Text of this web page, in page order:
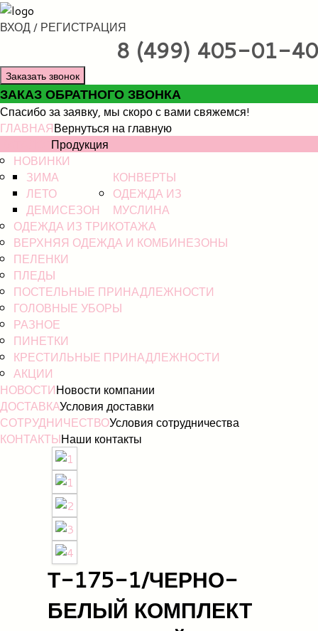
ВХОД / РЕГИСТРАЦИЯ
8 (499) 405-01-40
Заказать звонок
ЗАКАЗ ОБРАТНОГО ЗВОНКА
Спасибо за заявку, мы скоро с вами свяжемся!
ГЛАВНАЯВернуться на главную
Продукция
НОВИНКИ
КОНВЕРТЫ
ЗИМА
ЛЕТО
ДЕМИСЕЗОН
ОДЕЖДА ИЗ
МУСЛИНА
ОДЕЖДА ИЗ ТРИКОТАЖА
ВЕРХНЯЯ ОДЕЖДА И КОМБИНЕЗОНЫ
ПЕЛЕНКИ
ПЛЕДЫ
ПОСТЕЛЬНЫЕ ПРИНАДЛЕЖНОСТИ
ГОЛОВНЫЕ УБОРЫ
РАЗНОЕ
ПИНЕТКИ
КРЕСТИЛЬНЫЕ ПРИНАДЛЕЖНОСТИ
АКЦИИ
НОВОСТИНовости компании
ДОСТАВКАУсловия доставки
СОТРУДНИЧЕСТВОУсловия сотрудничества
КОНТАКТЫНаши контакты
Т-175-1/ЧЕРНО-
БЕЛЫЙ КОМПЛЕКТ